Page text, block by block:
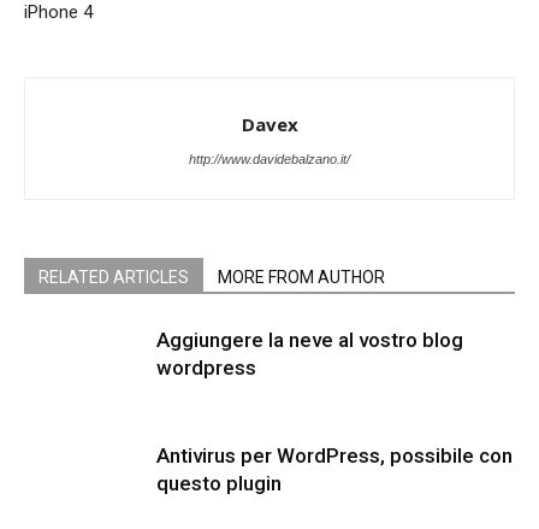
iPhone 4
Davex
http://www.davidebalzano.it/
RELATED ARTICLES MORE FROM AUTHOR
Aggiungere la neve al vostro blog
wordpress
Antivirus per WordPress, possibile con
questo plugin